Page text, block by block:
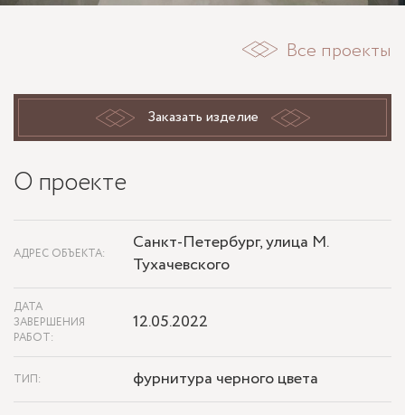
Все проекты
Заказать изделие
О проекте
АДРЕС ОБЪЕКТА:
Санкт-Петербург, улица М.
Тухачевского
ДАТА
ЗАВЕРШЕНИЯ
РАБОТ:
12.05.2022
ТИП: фурнитура черного цвета